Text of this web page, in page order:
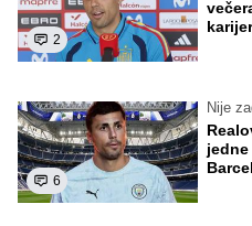
2
6
Nije